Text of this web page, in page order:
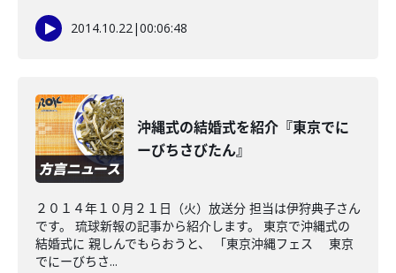
2014.10.22|00:06:48
沖縄式の結婚式を紹介『東京でに
ーびちさびたん』
２０１４年１０月２１日（火）放送分 担当は伊狩典子さん
です。 琉球新報の記事から紹介します。 東京で沖縄式の
結婚式に 親しんでもらおうと、 「東京沖縄フェス 東京
でにーびちさ...